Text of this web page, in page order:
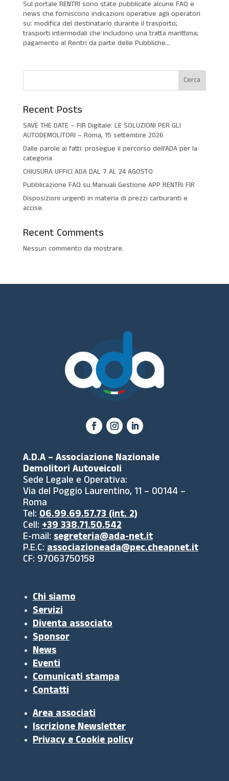
Sul portale RENTRI sono state pubblicate alcune FAQ e
news che forniscono indicazioni operative agli operatori
su: modifica del destinatario durante il trasporto;
trasporti intermodali che includono una tratta marittima;
pagamento al Rentri da parte delle Pubbliche...
Cerca
Recent Posts
SAVE THE DATE – FIR Digitale: LE SOLUZIONI PER GLI
AUTODEMOLITORI – Roma, 15 settembre 2026
Dalle parole ai fatti: prosegue il percorso dell’ADA per la
categoria
CHIUSURA UFFICI ADA DAL 7 AL 24 AGOSTO
Pubblicazione FAQ su Manuali Gestione APP RENTRi FIR
Disposizioni urgenti in materia di prezzi carburanti e
accise.
Recent Comments
Nessun commento da mostrare.
A.D.A – Associazione Nazionale
Demolitori Autoveicoli
Sede Legale e Operativa:
Via del Poggio Laurentino, 11 – 00144 –
Roma
Tel:06.99.69.57.73 (int. 2)
Cell:+39 338.71.50.542
E-mail:segreteria@ada-net.it
P.E.C:associazioneada@pec.cheapnet.it
CF: 97063750158
Chi siamo
Servizi
Diventa associato
Sponsor
News
Eventi
Comunicati stampa
Contatti
Area associati
Iscrizione Newsletter
Privacy e Cookie policy